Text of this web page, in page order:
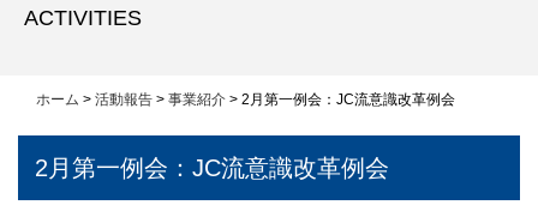
ACTIVITIES
ホーム > 活動報告 > 事業紹介 > 2月第一例会：JC流意識改革例会
2月第一例会：JC流意識改革例会